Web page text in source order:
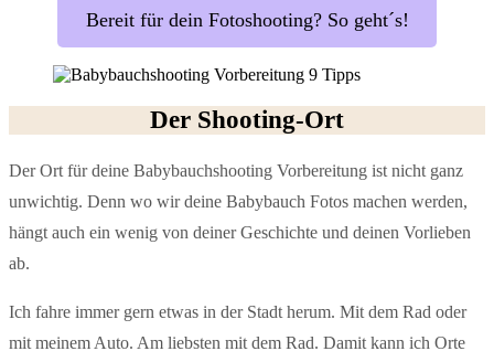
Bereit für dein Fotoshooting? So geht´s!
Der Shooting-Ort
Der Ort für deine Babybauchshooting Vorbereitung ist nicht ganz
unwichtig. Denn wo wir deine Babybauch Fotos machen werden,
hängt auch ein wenig von deiner Geschichte und deinen Vorlieben
ab.
Ich fahre immer gern etwas in der Stadt herum. Mit dem Rad oder
mit meinem Auto. Am liebsten mit dem Rad. Damit kann ich Orte